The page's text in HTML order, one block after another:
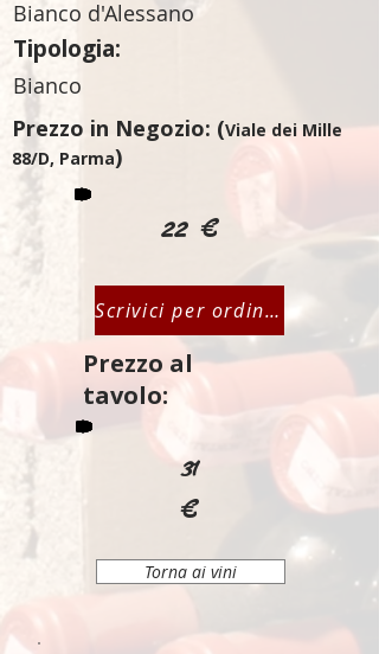
Bianco d'Alessano
Tipologia:
Bianco
Prezzo in Negozio: (Viale dei Mille
88/D, Parma)
22 €
Scrivici per ordinare
Prezzo al
tavolo:
31
€
Torna ai vini